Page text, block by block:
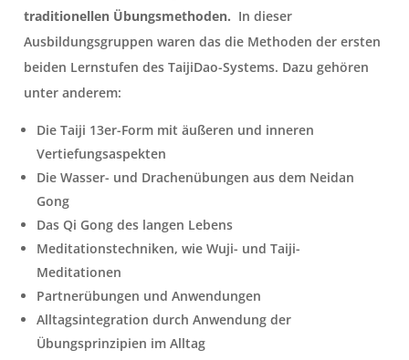
traditionellen Übungsmethoden. In dieser
Ausbildungsgruppen waren das die Methoden der ersten
beiden Lernstufen des TaijiDao-Systems. Dazu gehören
unter anderem:
DieTaiji 13er-Form mit äußeren und inneren
Vertiefungsaspekten
Die Wasser- und Drachenübungen aus dem Neidan
Gong
Das Qi Gong des langen Lebens
Meditationstechniken, wie Wuji- und Taiji-
Meditationen
Partnerübungen und Anwendungen
Alltagsintegration durch Anwendung der
Übungsprinzipien im Alltag